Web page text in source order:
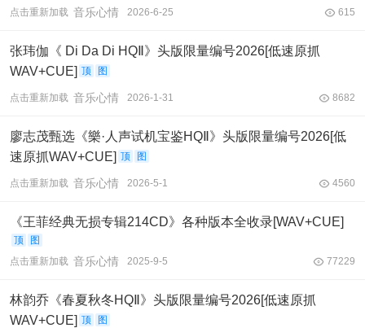
点击重新加载 音乐心情 2026-6-25 615
张玮伽《 Di Da Di HQⅡ》头版限量编号2026[低速原抓
WAV+CUE] 顶 图
点击重新加载 音乐心情 2026-1-31 8682
廖志茂甄选《樂·人声试机宝鉴HQⅡ》头版限量编号2026[低
速原抓WAV+CUE] 顶 图
点击重新加载 音乐心情 2026-5-1 4560
《王菲经典无损专辑214CD》各种版本全收录[WAV+CUE]
顶
图
点击重新加载 音乐心情 2025-9-5 77229
林韵乔《春夏秋冬HQⅡ》头版限量编号2026[低速原抓
WAV+CUE] 顶 图